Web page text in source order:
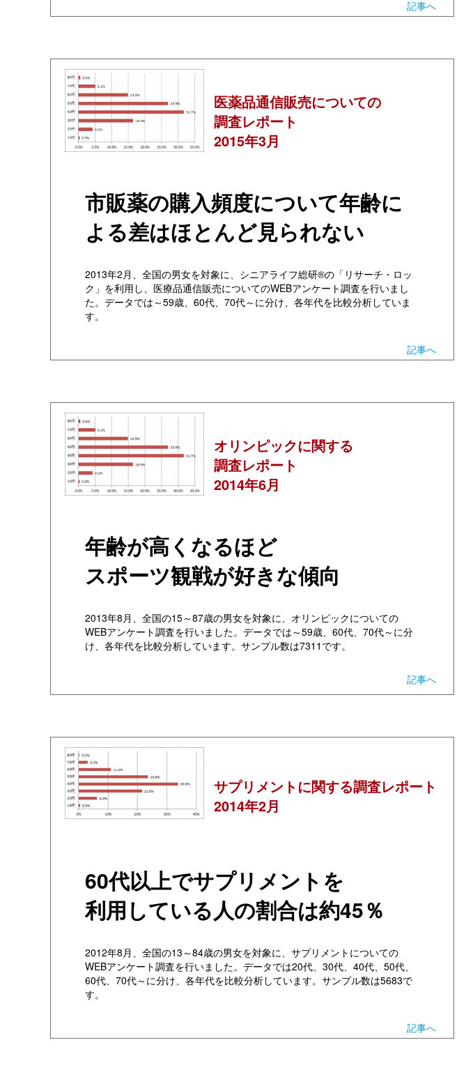
記事へ
医薬品通信販売についての
調査レポート
2015年3月
市販薬の購入頻度について年齢に
よる差はほとんど見られない
2013年2月、全国の男女を対象に、シニアライフ総研®の「リサーチ・ロッ
ク」を利用し、医療品通信販売についてのWEBアンケート調査を行いまし
た。データでは～59歳、60代、70代～に分け、各年代を比較分析していま
す。
記事へ
オリンピックに関する
調査レポート
2014年6月
年齢が高くなるほど
スポーツ観戦が好きな傾向
2013年8月、全国の15～87歳の男女を対象に、オリンピックについての
WEBアンケート調査を行いました。データでは～59歳、60代、70代～に分
け、各年代を比較分析しています。サンプル数は7311です。
記事へ
サプリメントに関する調査レポート
2014年2月
60代以上でサプリメントを
利用している人の割合は約45％
2012年8月、全国の13～84歳の男女を対象に、サプリメントについての
WEBアンケート調査を行いました。データでは20代、30代、40代、50代、
60代、70代～に分け、各年代を比較分析しています。サンプル数は5683で
す。
記事へ